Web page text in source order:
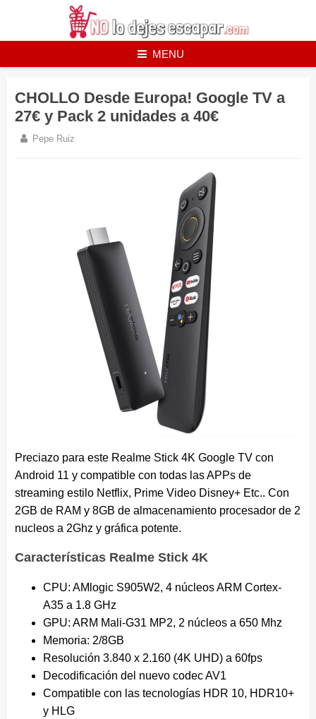
MENU
CHOLLO Desde Europa! Google TV a
27€ y Pack 2 unidades a 40€
Pepe Ruiz
Preciazo para este Realme Stick 4K Google TV con
Android 11 y compatible con todas las APPs de
streaming estilo Netflix, Prime Video Disney+ Etc.. Con
2GB de RAM y 8GB de almacenamiento procesador de 2
nucleos a 2Ghz y gráfica potente.
Características Realme Stick 4K
CPU: AMlogic S905W2, 4 núcleos ARM Cortex-
A35 a 1.8 GHz
GPU: ARM Mali-G31 MP2, 2 núcleos a 650 Mhz
Memoria: 2/8GB
Resolución 3.840 x 2.160 (4K UHD) a 60fps
Decodificación del nuevo codec AV1
Compatible con las tecnologías HDR 10, HDR10+
y HLG